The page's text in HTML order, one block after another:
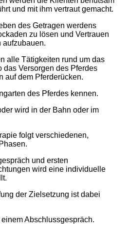
und mit ihm vertraut gemacht.
des Getragen werdens
zu lösen und Vertrauen
aufzubauen.
alle Tätigkeiten rund um das
das Versorgen des Pferdes
auf dem Pferderücken.
des Pferdes kennen.
wird in der Bahn oder im
folgt verschiedenen,
und ersten
wird eine individuelle
der Zielsetzung ist dabei
Abschlussgespräch.